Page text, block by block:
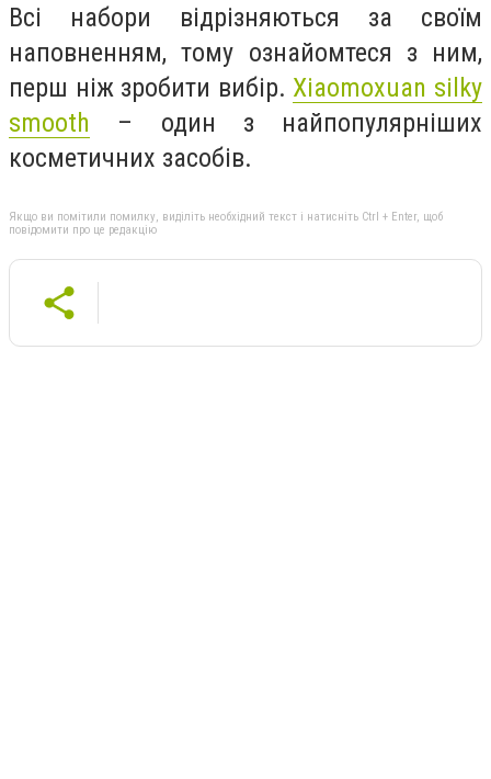
Всі набори відрізняються за своїм
наповненням, тому ознайомтеся з ним,
перш ніж зробити вибір. Хiaomoxuan silky
smooth – один з найпопулярніших
косметичних засобів.
Якщо ви помітили помилку, виділіть необхідний текст і натисніть Ctrl + Enter, щоб
повідомити про це редакцію